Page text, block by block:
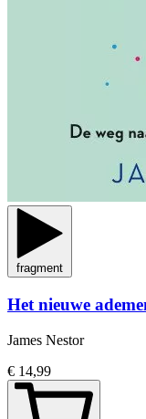
fragment
Het nieuwe
James Nestor
€ 14,99